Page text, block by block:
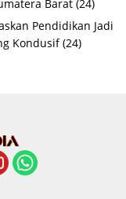
Barat (24)
Pendidikan Jadi
Kondusif (24)